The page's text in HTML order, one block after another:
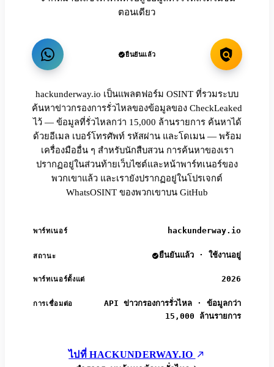
ตอนเดียว
ยืนยันแล้ว
hackunderway.io เป็นแพลตฟอร์ม OSINT ที่รวมระบบ
ค้นหาข่าวกรองการรั่วไหลของข้อมูลของ CheckLeaked
ไว้ — ข้อมูลที่รั่วไหลกว่า 15,000 ล้านรายการ ค้นหาได้
ด้วยอีเมล เบอร์โทรศัพท์ รหัสผ่าน และโดเมน — พร้อม
เครื่องมืออื่น ๆ สำหรับนักสืบสวน การค้นหาของเรา
ปรากฏอยู่ในส่วนท้ายเว็บไซต์และหน้าพาร์ทเนอร์ของ
พวกเขาแล้ว และเรายังปรากฏอยู่ในโปรเจกต์
WhatsOSINT ของพวกเขาบน GitHub
พาร์ทเนอร์ hackunderway.io
สถานะ ยืนยันแล้ว · ใช้งานอยู่
พาร์ทเนอร์ตั้งแต่ 2026
การเชื่อมต่อ
API ข่าวกรองการรั่วไหล · ข้อมูลกว่า
15,000 ล้านรายการ
ไปที่ HACKUNDERWAY.IO